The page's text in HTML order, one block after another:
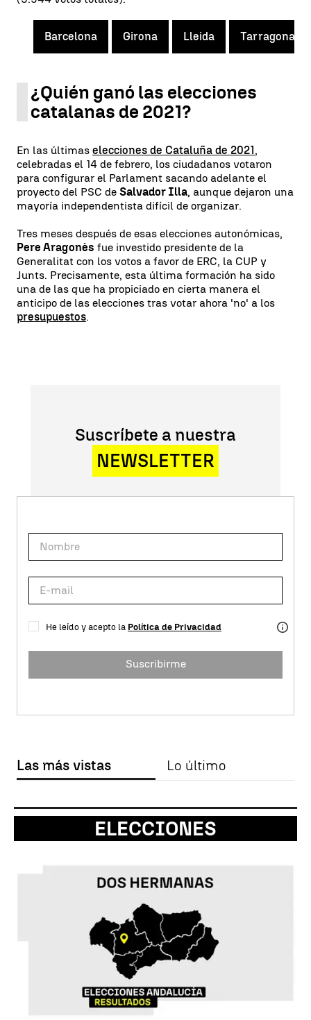
Barcelona Girona Lleida Tarragona
¿Quién ganó las elecciones
catalanas de 2021?
En las últimas elecciones de Cataluña de 2021,
celebradas el 14 de febrero, los ciudadanos votaron
para configurar el Parlament sacando adelante el
proyecto del PSC de Salvador Illa, aunque dejaron una
mayoría independentista difícil de organizar.
Tres meses después de esas elecciones autonómicas,
Pere Aragonès fue investido presidente de la
Generalitat con los votos a favor de ERC, la CUP y
Junts. Precisamente, esta última formación ha sido
una de las que ha propiciado en cierta manera el
anticipo de las elecciones tras votar ahora 'no' a los
presupuestos.
Suscríbete a nuestra
NEWSLETTER
He leído y acepto la Política de Privacidad
Suscribirme
Las más vistas Lo último
ELECCIONES